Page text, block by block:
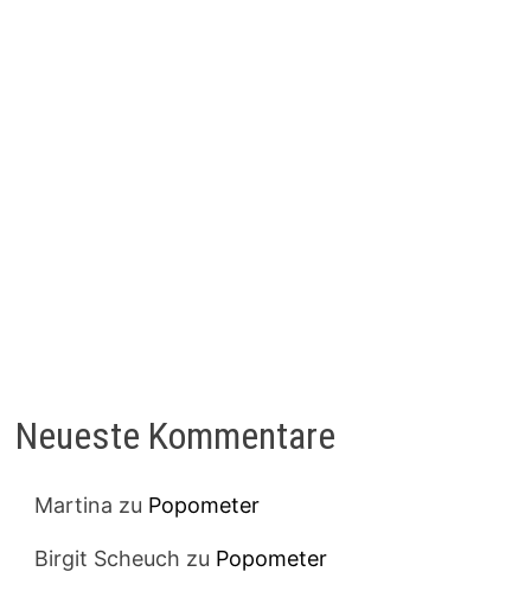
Neueste Kommentare
Martina zu Popometer
Birgit Scheuch zu Popometer